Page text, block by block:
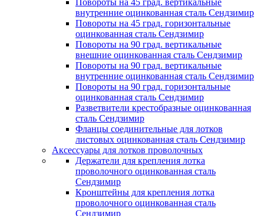
Повороты на 45 град. вертикальные
внутренние оцинкованная сталь Сендзимир
Повороты на 45 град. горизонтальные
оцинкованная сталь Сендзимир
Повороты на 90 град. вертикальные
внешние оцинкованная сталь Сендзимир
Повороты на 90 град. вертикальные
внутренние оцинкованная сталь Сендзимир
Повороты на 90 град. горизонтальные
оцинкованная сталь Сендзимир
Разветвители крестобразные оцинкованная
сталь Сендзимир
Фланцы соединительные для лотков
листовых оцинкованная сталь Сендзимир
Аксессуары для лотков проволочных
Держатели для крепления лотка
проволочного оцинкованная сталь
Сендзимир
Кронштейны для крепления лотка
проволочного оцинкованная сталь
Сендзимир